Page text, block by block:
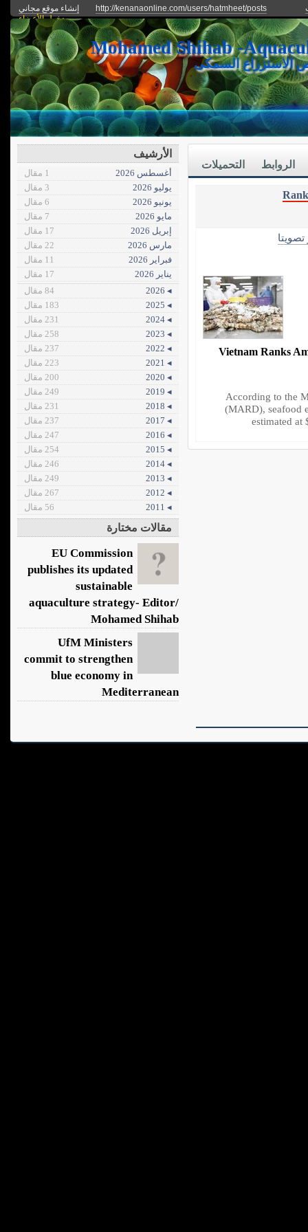
http://kenanaonline.com/users/hatmheet/posts
إنشاء موقع مجاني
دخول الأعضاء
الاستزراع السمكى
التحميلات الروابط
تصويتا
Vietnam Ranks
According to the
(MARD), seafood
estimated at
الأرشيف
أغسطس 2026
1 مقال
يوليو 2026
3 مقال
يونيو 2026
6 مقال
مايو 2026
7 مقال
إبريل 2026
17 مقال
مارس 2026
22 مقال
فبراير 2026
11 مقال
يناير 2026
17 مقال
◂ 2026
84 مقال
◂ 2025
183 مقال
◂ 2024
231 مقال
◂ 2023
258 مقال
◂ 2022
237 مقال
◂ 2021
223 مقال
◂ 2020
200 مقال
◂ 2019
249 مقال
◂ 2018
231 مقال
◂ 2017
237 مقال
◂ 2016
247 مقال
◂ 2015
254 مقال
◂ 2014
246 مقال
◂ 2013
249 مقال
◂ 2012
267 مقال
◂ 2011
56 مقال
مقالات مختارة
EU Commission
publishes its updated
sustainable
aquaculture strategy- Editor/
Mohamed Shihab
UfM Ministers
commit to strengthen
blue economy in
Mediterranean